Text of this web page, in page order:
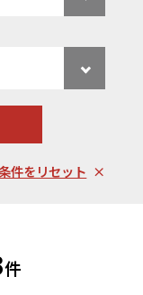
件をリセット
件